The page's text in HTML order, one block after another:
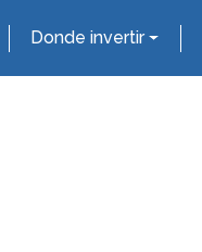
Donde invertir